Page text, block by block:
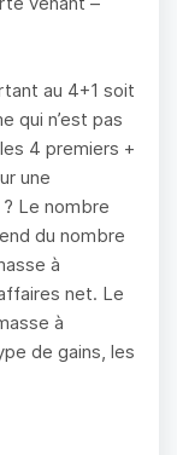
au 4+1 soit
qui n’est pas
4 premiers +
une
? Le nombre
du nombre
à
net. Le
à
de gains, les